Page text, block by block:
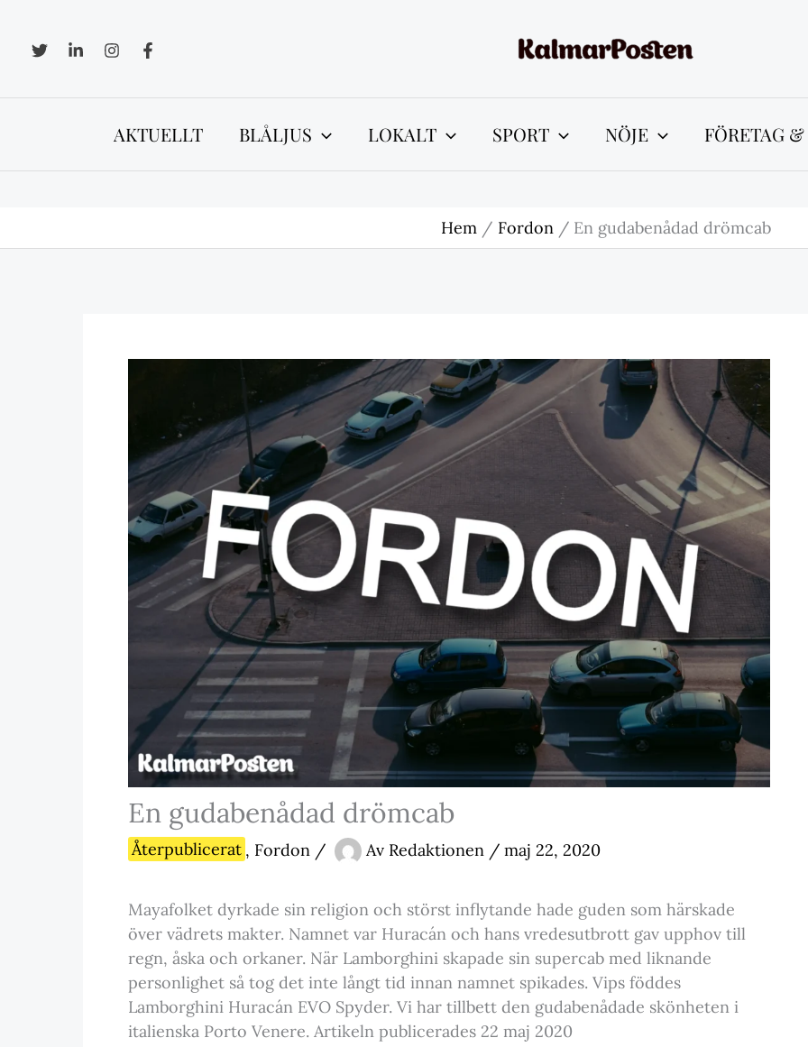
innehåll
AKTUELLT BLÅLJUS LOKALT SPORT NÖJE FÖRETAG
Hem Fordon En gudabenådad drömcab
En gudabenådad drömcab
Återpublicerat , Fordon / Av Redaktionen / maj 22, 2020
Mayafolket dyrkade sin religion och störst inflytande hade guden som härskade
över vädrets makter. Namnet var Huracán och hans vredesutbrott gav upphov till
regn, åska och orkaner. När Lamborghini skapade sin supercab med liknande
personlighet så tog det inte långt tid innan namnet spikades. Vips föddes
Lamborghini Huracán EVO Spyder. Vi har tillbett den gudabenådade skönheten i
italienska Porto Venere. Artikeln publicerades 22 maj 2020